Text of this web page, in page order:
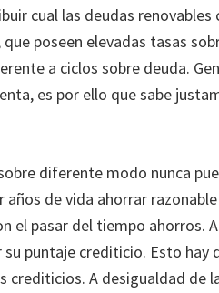
cual las deudas
poseen elevadas tasas
a ciclos sobre deuda.
es por ello que sabe
diferente modo nunca
de vida ahorrar
el pasar del tiempo ahorros.
puntaje crediticio. Esto hay
A desigualdad de